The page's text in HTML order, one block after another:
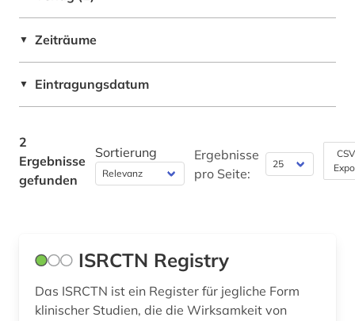
Philosophie (0)
Physik (0)
Politologie (0)
Psychologie (0)
Romanistik (0)
Technik (0)
▼ Zeiträume
▼ Eintragungsdatum
2
Ergebnisse
gefunden
Sortierung
Ergebnisse
pro Seite:
ISRCTN Registry
Das ISRCTN ist ein Register für jegliche Form
klinischer Studien, die die Wirksamkeit von